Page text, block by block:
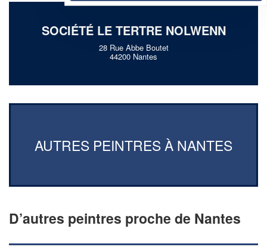
SOCIÉTÉ LE TERTRE NOLWENN
28 Rue Abbe Boutet
44200 Nantes
AUTRES PEINTRES À NANTES
D’autres peintres proche de Nantes